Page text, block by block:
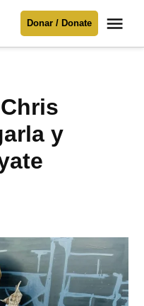
Donar / Donate
y